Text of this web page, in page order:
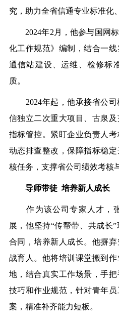
究，助力全省信通专业标准化
2024年2月，他参与国网标
化工作规范》编制，结合一
通信站建设、运维、检修标
质。
2024年起，他承接省公司
信独立二次重大项目、古泉
指标管控。紧盯企业负责人考
动态排查整改，保障指标稳
核任务，支撑省公司绩效考核
导师带徒 培养新人成长
作为该公司专家人才，张
展，他坚持“传帮带、共成长
合同，培养新人成长。他摒
战育人。他将培训课堂搬到
地，结合真实工作场景，手
技巧和作业规范，针对青年
案，精准补齐能力短板。